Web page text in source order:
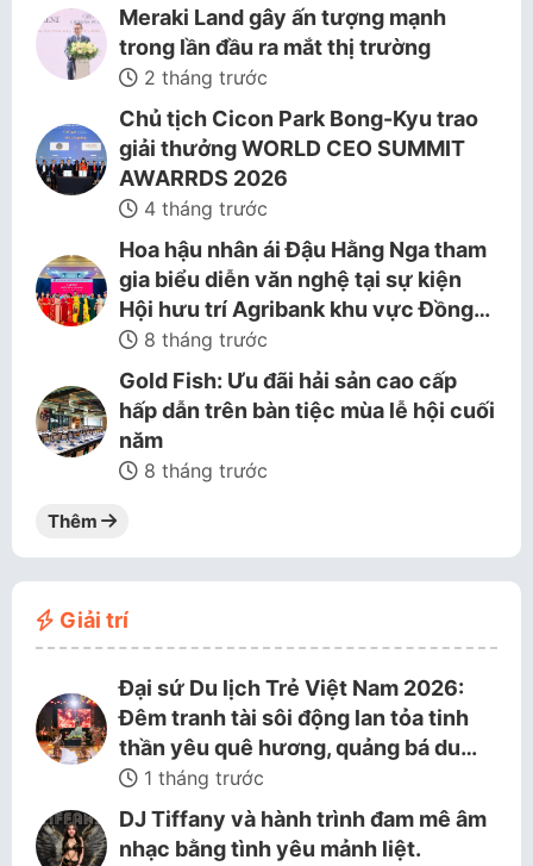
Meraki Land gây ấn tượng mạnh
trong lần đầu ra mắt thị trường
2 tháng trước
Chủ tịch Cicon Park Bong-Kyu trao
giải thưởng WORLD CEO SUMMIT
AWARRDS 2026
4 tháng trước
Hoa hậu nhân ái Đậu Hằng Nga tham
gia biểu diễn văn nghệ tại sự kiện
Hội hưu trí Agribank khu vực Đồng…
8 tháng trước
Gold Fish: Ưu đãi hải sản cao cấp
hấp dẫn trên bàn tiệc mùa lễ hội cuối
năm
8 tháng trước
Thêm
Giải trí
Đại sứ Du lịch Trẻ Việt Nam 2026:
Đêm tranh tài sôi động lan tỏa tinh
thần yêu quê hương, quảng bá du…
1 tháng trước
DJ Tiffany và hành trình đam mê âm
nhạc bằng tình yêu mảnh liệt.